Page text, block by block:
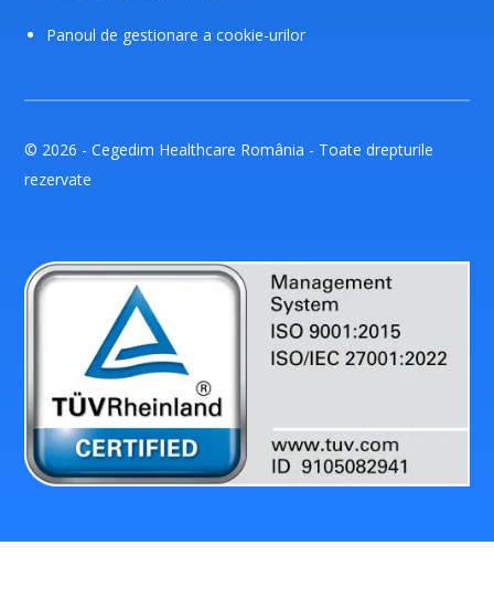
Panoul de gestionare a cookie-urilor
© 2026 - Cegedim Healthcare România - Toate drepturile
rezervate